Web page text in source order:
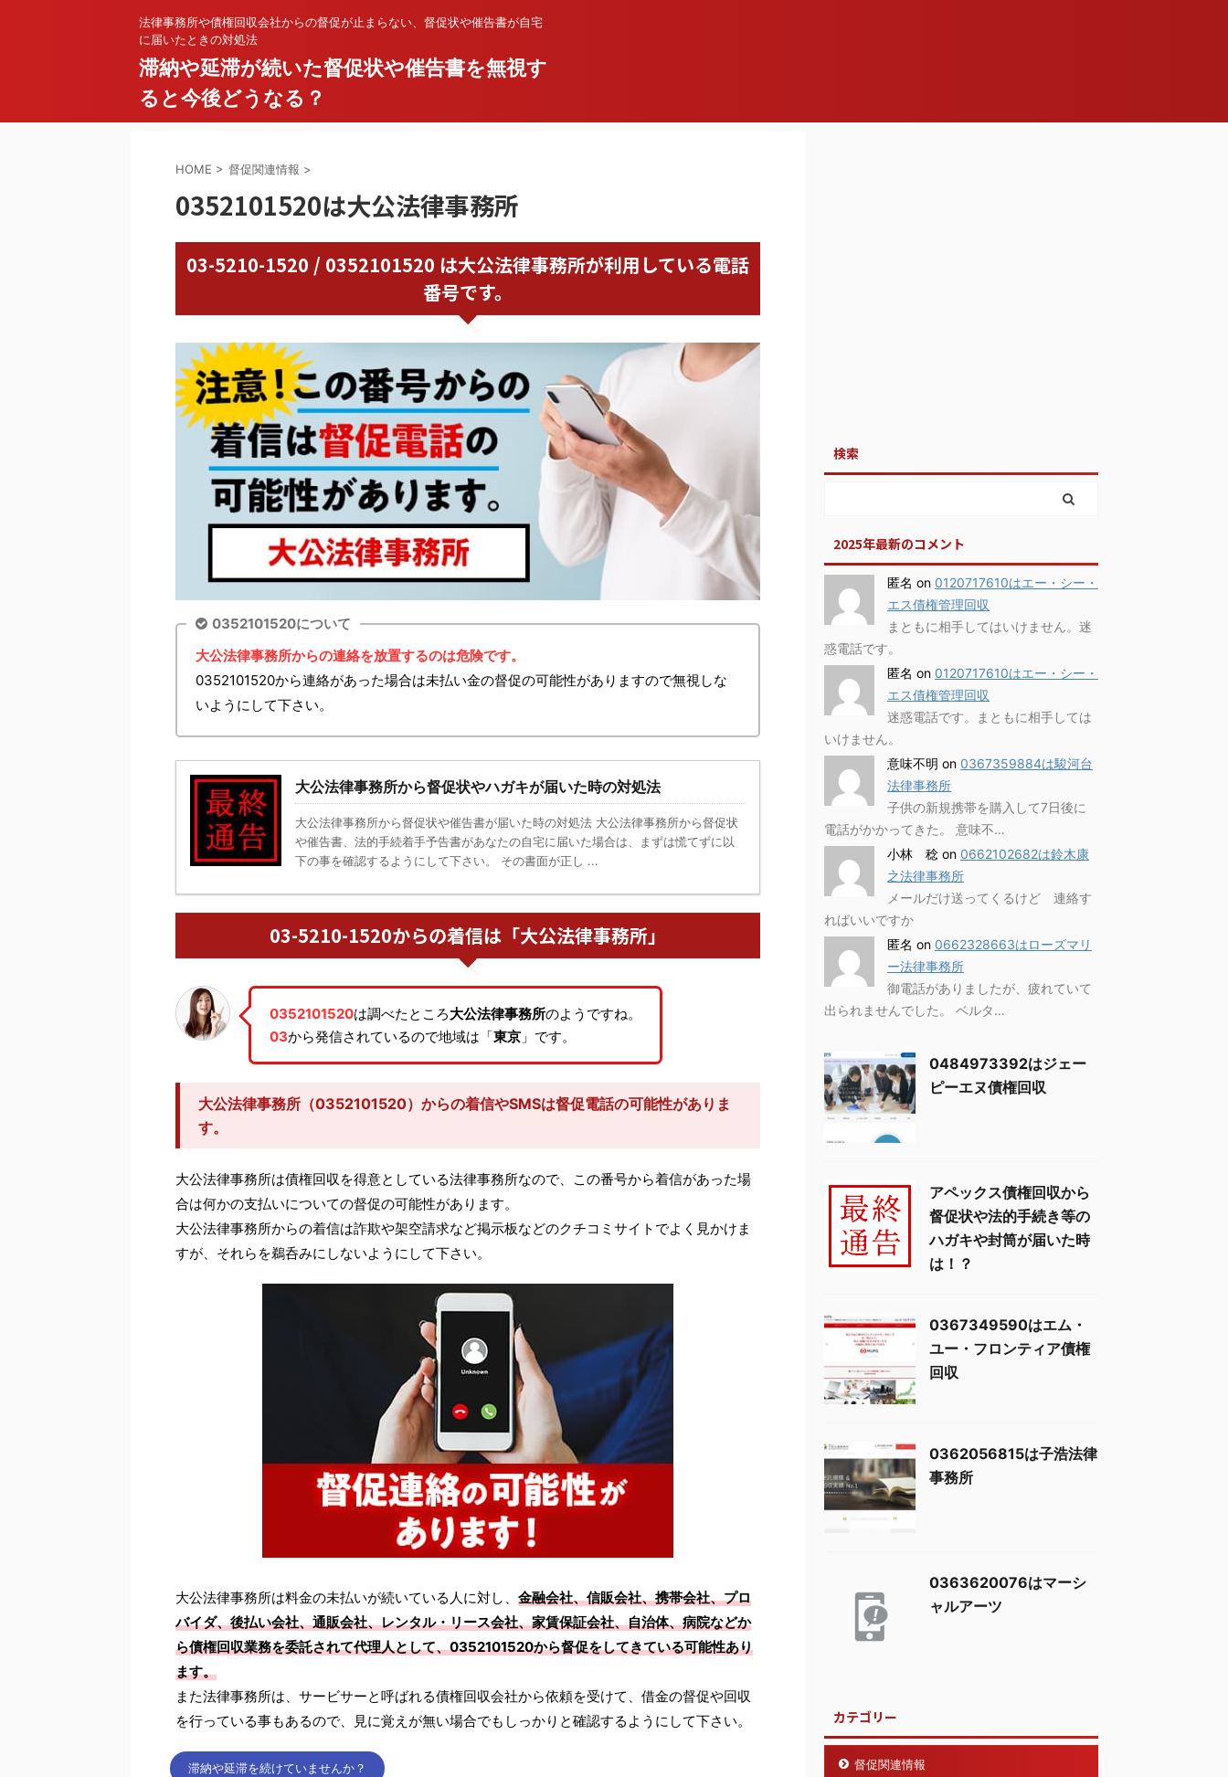
法律事務所や債権回収会社からの督促が止まらない、督促状や催告書が自宅
に届いたときの対処法
滞納や延滞が続いた督促状や催告書を無視す
ると今後どうなる？
HOME > 督促関連情報 >
0352101520は大公法律事務所
03-5210-1520 / 0352101520 は大公法律事務所が利用している電話
番号です。
0352101520について
大公法律事務所からの連絡を放置するのは危険です。
0352101520から連絡があった場合は未払い金の督促の可能性がありますので無視しな
いようにして下さい。
大公法律事務所から督促状やハガキが届いた時の対処法
大公法律事務所から督促状や催告書が届いた時の対処法 大公法律事務所から督促状
や催告書、法的手続着手予告書があなたの自宅に届いた場合は、まずは慌てずに以
下の事を確認するようにして下さい。 その書面が正し ...
03-5210-1520からの着信は「大公法律事務所」
0352101520は調べたところ大公法律事務所のようですね。
03から発信されているので地域は「東京 」です。
大公法律事務所（0352101520）からの着信やSMSは督促電話の可能性がありま
す。
大公法律事務所は債権回収を得意としている法律事務所なので、この番号から着信があった場
合は何かの支払いについての督促の可能性があります。
大公法律事務所からの着信は詐欺や架空請求など掲示板などのクチコミサイトでよく見かけま
すが、それらを鵜呑みにしないようにして下さい。
大公法律事務所は料金の未払いが続いている人に対し、 金融会社、信販会社、携帯会社、プロ
バイダ、後払い会社、通販会社、レンタル・リース会社、家賃保証会社、自治体、病院などか
ら債権回収業務を委託されて代理人として、0352101520から督促をしてきている可能性あり
ます。
また法律事務所は、サービサーと呼ばれる債権回収会社から依頼を受けて、借金の督促や回収
を行っている事もあるので、見に覚えが無い場合でもしっかりと確認するようにして下さい。
滞納や延滞を続けていませんか？
検索
2025年最新のコメント
匿名 on 0120717610はエー・シー・
エス債権管理回収
まともに相手してはいけません。迷
惑電話です。
匿名 on 0120717610はエー・シー・
エス債権管理回収
迷惑電話です。まともに相手しては
いけません。
意味不明 on 0367359884は駿河台
法律事務所
子供の新規携帯を購入して7日後に
電話がかかってきた。 意味不…
小林 稔 on 0662102682は鈴木康
之法律事務所
メールだけ送ってくるけど 連絡す
ればいいですか
匿名 on 0662328663はローズマリ
ー法律事務所
御電話がありましたが、疲れていて
出られませんでした。 ベルタ…
0484973392はジェー
ピーエヌ債権回収
アペックス債権回収から
督促状や法的手続き等の
ハガキや封筒が届いた時
は！？
0367349590はエム・
ユー・フロンティア債権
回収
0362056815は子浩法律
事務所
0363620076はマーシ
ャルアーツ
カテゴリー
督促関連情報